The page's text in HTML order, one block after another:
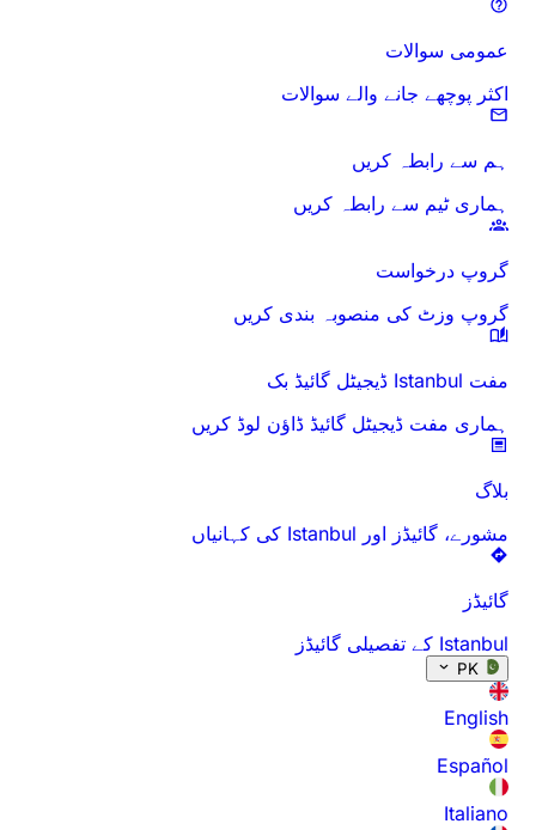
عمومی سوالات
اکثر پوچھے جانے والے سوالات
ہم سے رابطہ کریں
ہماری ٹیم سے رابطہ کریں
گروپ درخواست
گروپ وزٹ کی منصوبہ بندی کریں
مفت Istanbul ڈیجیٹل گائیڈ بک
ہماری مفت ڈیجیٹل گائیڈ ڈاؤن لوڈ کریں
بلاگ
مشورے، گائیڈز اور Istanbul کی کہانیاں
گائیڈز
Istanbul کے تفصیلی گائیڈز
PK
English
Español
Italiano